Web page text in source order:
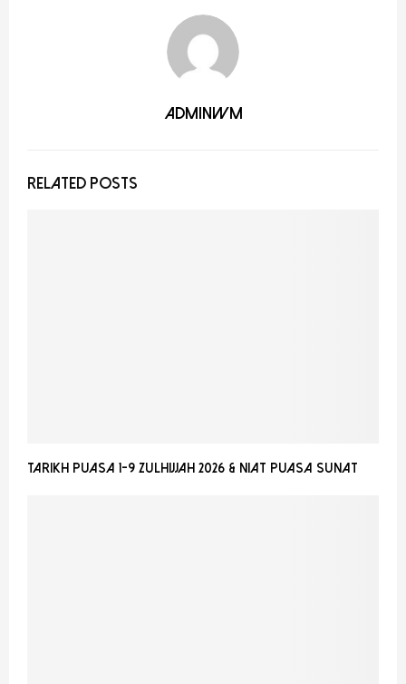
adminwm
RELATED POSTS
Tarikh Puasa 1-9 Zulhijjah 2026 & Niat Puasa Sunat